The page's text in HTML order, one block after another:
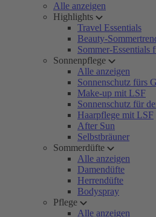
Alle anzeigen
Highlights
Travel Essentials
Beauty-
Sommer-Essentials
Sonnenpflege
Alle anzeigen
Sonnenschutz fürs
Make-up mit LSF
Sonnenschutz für
Haarpflege mit LSF
After Sun
Selbstbräuner
Sommerdüfte
Alle anzeigen
Damendüfte
Herrendüfte
Bodyspray
Pflege
Alle anzeigen